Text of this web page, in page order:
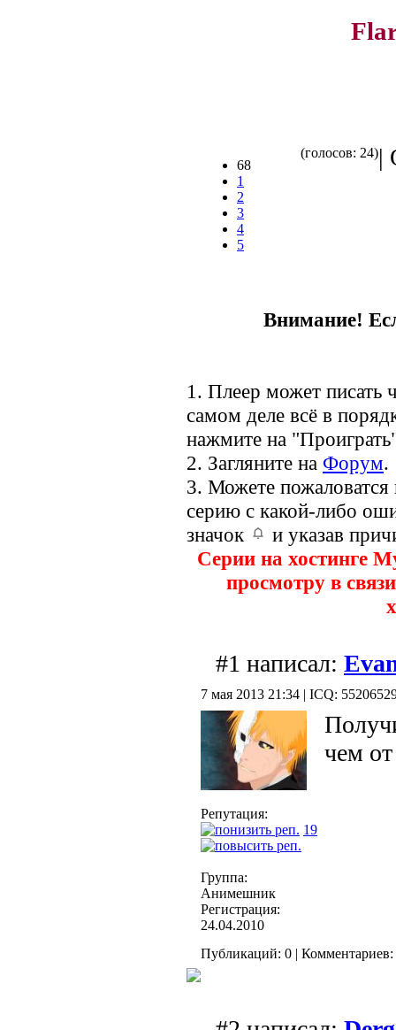
68
1
2
3
4
5
(голосов: 24)|
Внимание!
1. Плеер может писать
самом деле всё в
нажмите на
2. Загляните на Форум.
3. Можете
серию с какой-либо
значок
и указав
Серии на хостинге
просмотру в
#1 написал:
7 мая 2013 21:34 | ICQ:
Репутация:
19
Группа:
Анимешник
Регистрация:
24.04.2010
чем
Публикаций: 0 | Комментариев: